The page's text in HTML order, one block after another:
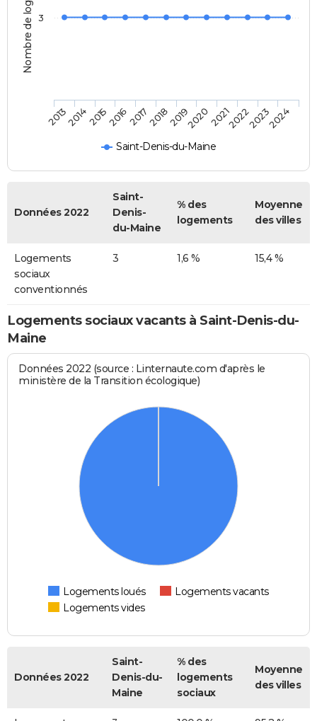
Saint-Denis-du-Maine
201320142015201620172018201920202021202220232024
3
Données 2022
Saint-
Denis-
du-Maine
% des
logements
Moyenne
des villes
Logements
sociaux
conventionnés
3 1,6 % 15,4 %
Logements sociaux vacants à Saint-Denis-du-
Maine
Données 2022 (source : Linternaute.com d'après le
ministère de la Transition écologique)
Logements loués
Logements vacants
Logements vides
Données 2022
Saint-
Denis-du-
Maine
% des
logements
sociaux
Moyenne
des villes